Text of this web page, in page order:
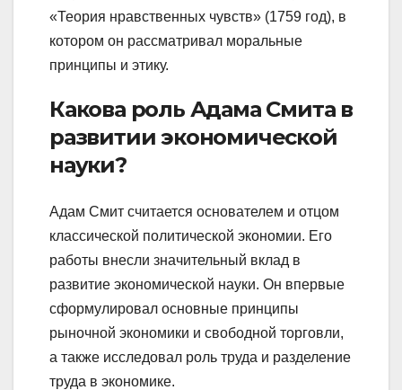
«Теория нравственных чувств» (1759 год), в
котором он рассматривал моральные
принципы и этику.
Какова роль Адама Смита в
развитии экономической
науки?
Адам Смит считается основателем и отцом
классической политической экономии. Его
работы внесли значительный вклад в
развитие экономической науки. Он впервые
сформулировал основные принципы
рыночной экономики и свободной торговли,
а также исследовал роль труда и разделение
труда в экономике.